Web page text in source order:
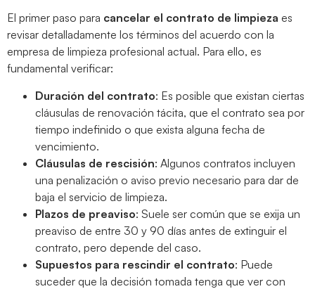
El primer paso para cancelar el contrato de limpieza es
revisar detalladamente los términos del acuerdo con la
empresa de limpieza profesional actual. Para ello, es
fundamental verificar:
Duración del contrato: Es posible que existan ciertas
cláusulas de renovación tácita, que el contrato sea por
tiempo indefinido o que exista alguna fecha de
vencimiento.
Cláusulas de rescisión: Algunos contratos incluyen
una penalización o aviso previo necesario para dar de
baja el servicio de limpieza.
Plazos de preaviso: Suele ser común que se exija un
preaviso de entre 30 y 90 días antes de extinguir el
contrato, pero depende del caso.
Supuestos para rescindir el contrato: Puede
suceder que la decisión tomada tenga que ver con